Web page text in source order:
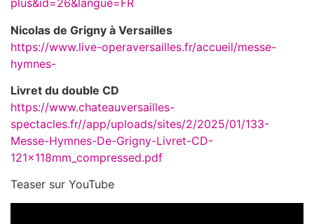
plus&id=26&langue=FR
Nicolas de Grigny à Versailles
https://www.live-operaversailles.fr/accueil/messe-
hymnes-
Livret du double CD
https://www.chateauversailles-
spectacles.fr//app/uploads/sites/2/2025/01/133-
Messe-Hymnes-De-Grigny-Livret-CD-
121x118mm_compressed.pdf
Teaser sur YouTube